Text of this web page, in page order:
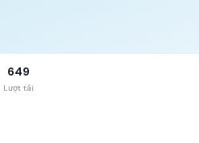
649
Lượt tải